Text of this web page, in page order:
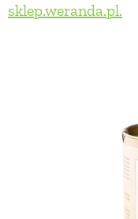
sklep.weranda.pl.